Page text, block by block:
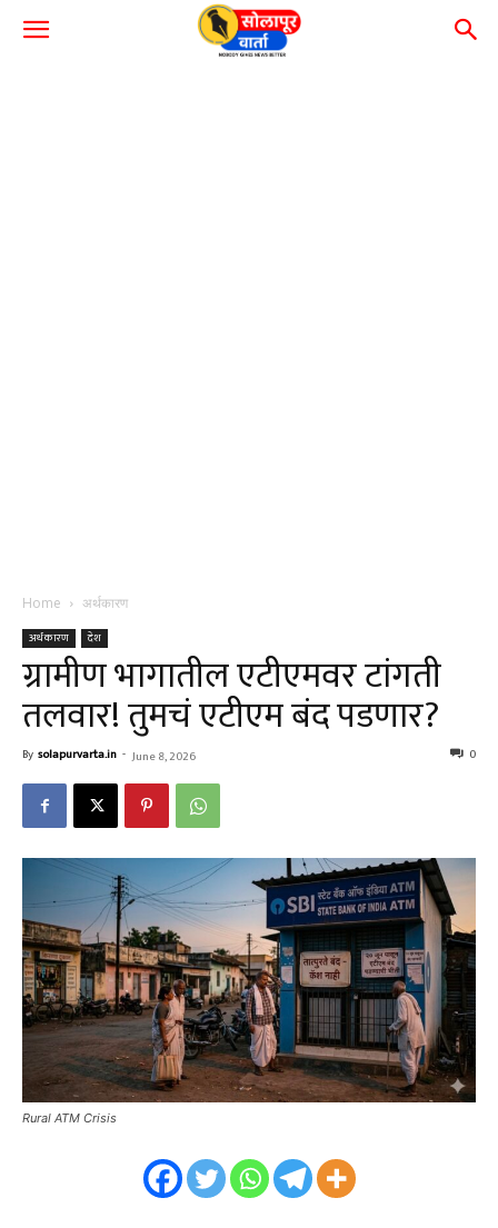
Home अर्थकारण
अर्थकारण देश
ग्रामीण भागातील एटीएमवर टांगती
तलवार! तुमचं एटीएम बंद पडणार?
By solapurvarta.in - June 8, 2026 0
Rural ATM Crisis